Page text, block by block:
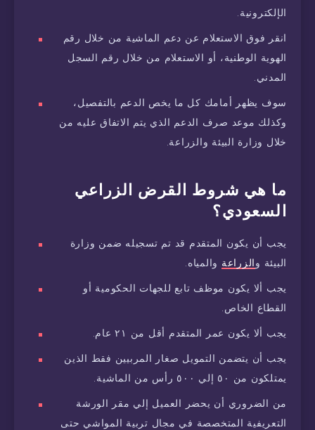
الإلكترونية.
انقر فوق الاستعلام عن دعم الماشية من خلال رقم
الهوية الوطنية، أو الاستعلام من خلال رقم السجل
المدني.
سوف يظهر أمامك كل ما يخص الدعم بالتفصيل،
وكذلك موعد صرف الدعم الذي يتم الاتفاق عليه من
خلال وزارة البيئة والزراعة.
ما هي شروط القرض الزراعي
السعودي؟
يجب أن يكون المتقدم قد تم تسجيله ضمن وزارة
البيئة والزراعة والمياه.
يجب ألا يكون موظف تابع للجهات الحكومية أو
القطاع الخاص.
يجب ألا يكون عمر المتقدم أقل من ٢١ عام.
يجب أن يتضمن التمويل صغار المربيين فقط الذين
يمتلكون من ٥٠ إلي ٥٠٠ رأس من الماشية.
من الضروري أن يحضر العميل إلي مقر الورشة
التعريفية المتخصصة في مجال تربية المواشي حتى